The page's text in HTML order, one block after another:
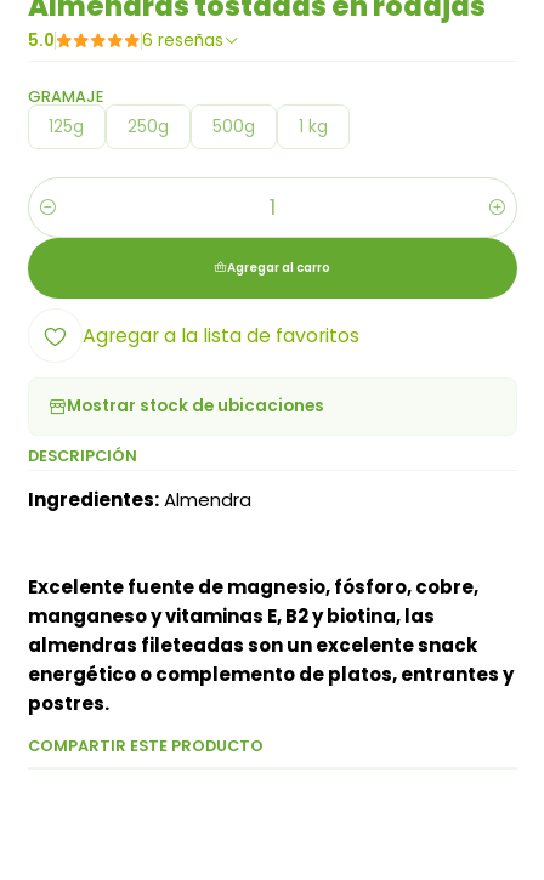
5.0 6 reseñas
GRAMAJE
125g 250g 500g 1 kg
Cantidad
Agregar al carro
Agregar a la lista de favoritos
Mostrar stock de ubicaciones
DESCRIPCIÓN
Ingredientes:Almendra
Excelente fuente de magnesio, fósforo, cobre,
manganeso y vitaminas E, B2 y biotina, las
almendras fileteadas son un excelente snack
energético o complemento de platos, entrantes y
postres.
COMPARTIR ESTE PRODUCTO